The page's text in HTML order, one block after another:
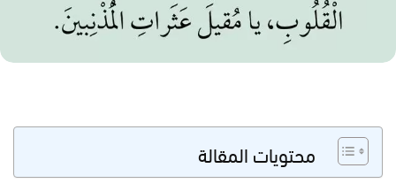
محتويات المقالة